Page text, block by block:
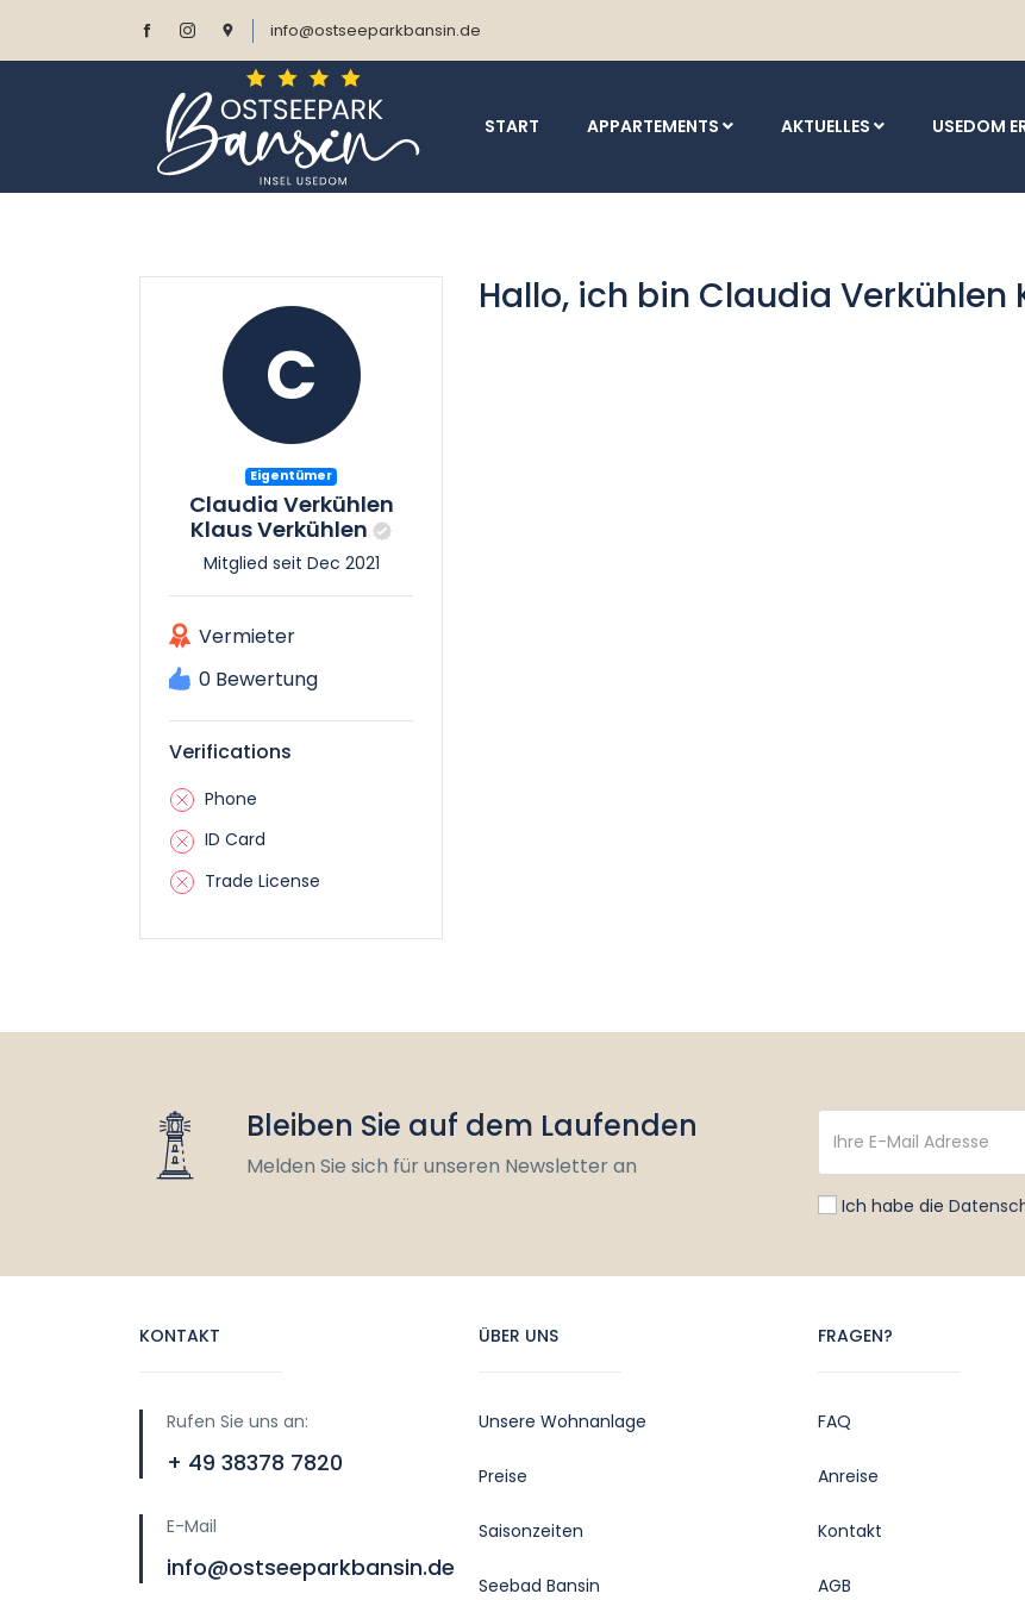
info@ostseeparkbansin.de
START APPARTEMENTS AKTUELLES USEDOM
C
Eigentümer
Claudia Verkühlen
Klaus Verkühlen
Mitglied seit Dec 2021
Vermieter
0 Bewertung
Verifications
Phone
ID Card
Trade License
Hallo, ich bin Claudia Verkühlen
Bleiben Sie auf dem Laufenden
Melden Sie sich für unseren Newsletter an
Ich habe die
KONTAKT
Rufen Sie uns an:
+ 49 38378 7820
E-Mail
info@ostseeparkbansin.de
ÜBER UNS
Unsere Wohnanlage
Preise
Saisonzeiten
Seebad Bansin
FRAGEN?
FAQ
Anreise
Kontakt
AGB